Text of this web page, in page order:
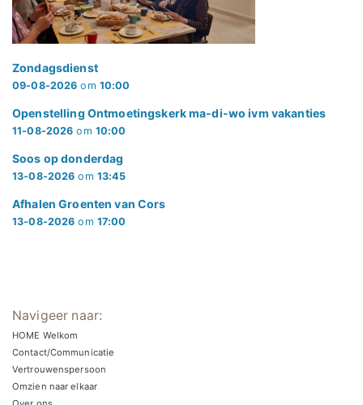
Zondagsdienst
09-08-2026 om 10:00
Openstelling Ontmoetingskerk ma-di-wo ivm vakanties
11-08-2026 om 10:00
Soos op donderdag
13-08-2026 om 13:45
Afhalen Groenten van Cors
13-08-2026 om 17:00
Navigeer naar:
HOME Welkom
Contact/Communicatie
Vertrouwenspersoon
Omzien naar elkaar